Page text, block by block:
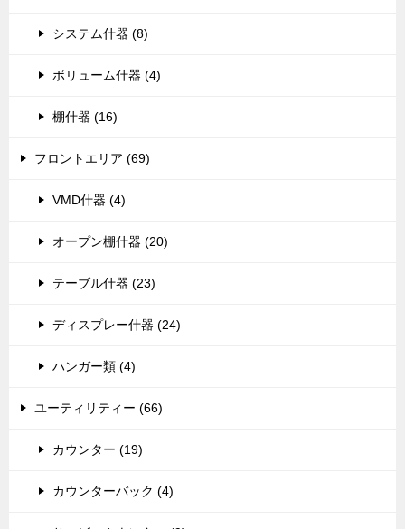
システム什器 (8)
ボリューム什器 (4)
棚什器 (16)
フロントエリア (69)
VMD什器 (4)
オープン棚什器 (20)
テーブル什器 (23)
ディスプレー什器 (24)
ハンガー類 (4)
ユーティリティー (66)
カウンター (19)
カウンターバック (4)